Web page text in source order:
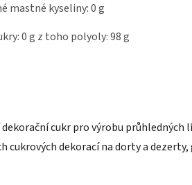
mastné kyseliny: 0 g
0 g z toho polyoly: 98 g
cukr pro výrobu průhledných
cukrových dekorací na dorty a dezerty,